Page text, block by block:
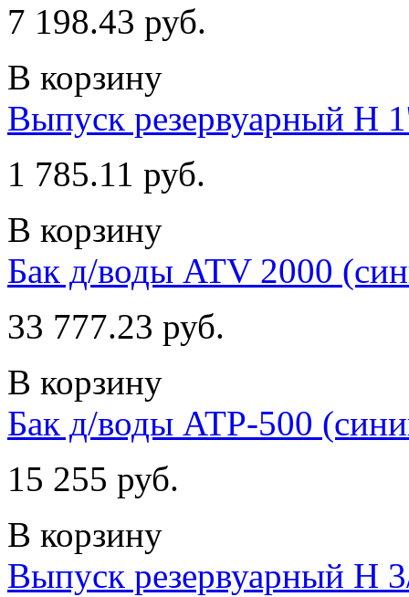
7 198.43 руб.
В корзину
Выпуск резервуарный Н
1 785.11 руб.
В корзину
Бак д/воды ATV 2000
33 777.23 руб.
В корзину
Бак д/воды ATP-500
15 255 руб.
В корзину
Выпуск резервуарный Н